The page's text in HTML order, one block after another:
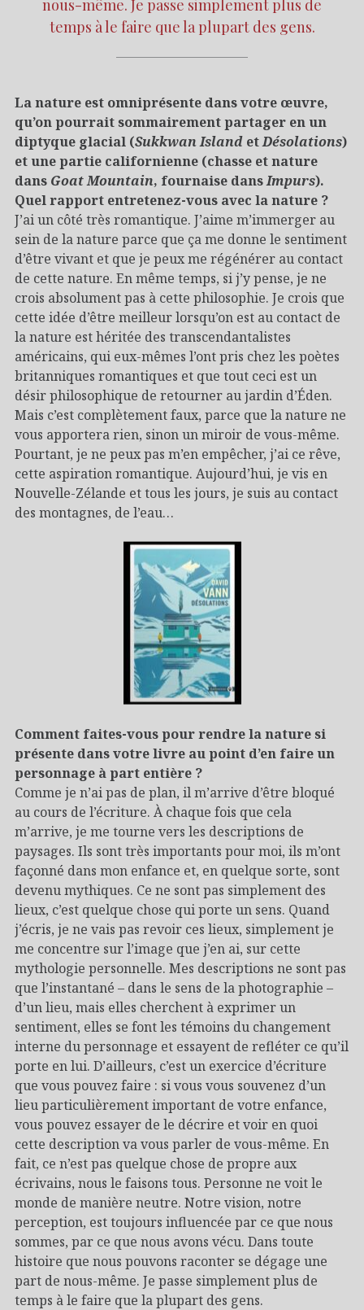
nous-même. Je passe simplement plus de
temps à le faire que la plupart des gens.
La nature est omniprésente dans votre œuvre,
qu’on pourrait sommairement partager en un
diptyque glacial (Sukkwan Island etDésolations)
et une partie californienne (chasse et nature
dans Goat Mountain, fournaise dansImpurs).
Quel rapport entretenez-vous avec la nature ?
J’ai un côté très romantique. J’aime m’immerger au
sein de la nature parce que ça me donne le sentiment
d’être vivant et que je peux me régénérer au contact
de cette nature. En même temps, si j’y pense, je ne
crois absolument pas à cette philosophie. Je crois que
cette idée d’être meilleur lorsqu’on est au contact de
la nature est héritée des transcendantalistes
américains, qui eux-mêmes l’ont pris chez les poètes
britanniques romantiques et que tout ceci est un
désir philosophique de retourner au jardin d’Éden.
Mais c’est complètement faux, parce que la nature ne
vous apportera rien, sinon un miroir de vous-même.
Pourtant, je ne peux pas m’en empêcher, j’ai ce rêve,
cette aspiration romantique. Aujourd’hui, je vis en
Nouvelle-Zélande et tous les jours, je suis au contact
des montagnes, de l’eau…
Comment faites-vous pour rendre la nature si
présente dans votre livre au point d’en faire un
personnage à part entière ?
Comme je n’ai pas de plan, il m’arrive d’être bloqué
au cours de l’écriture. À chaque fois que cela
m’arrive, je me tourne vers les descriptions de
paysages. Ils sont très importants pour moi, ils m’ont
façonné dans mon enfance et, en quelque sorte, sont
devenu mythiques. Ce ne sont pas simplement des
lieux, c’est quelque chose qui porte un sens. Quand
j’écris, je ne vais pas revoir ces lieux, simplement je
me concentre sur l’image que j’en ai, sur cette
mythologie personnelle. Mes descriptions ne sont pas
que l’instantané – dans le sens de la photographie –
d’un lieu, mais elles cherchent à exprimer un
sentiment, elles se font les témoins du changement
interne du personnage et essayent de refléter ce qu’il
porte en lui. D’ailleurs, c’est un exercice d’écriture
que vous pouvez faire : si vous vous souvenez d’un
lieu particulièrement important de votre enfance,
vous pouvez essayer de le décrire et voir en quoi
cette description va vous parler de vous-même. En
fait, ce n’est pas quelque chose de propre aux
écrivains, nous le faisons tous. Personne ne voit le
monde de manière neutre. Notre vision, notre
perception, est toujours influencée par ce que nous
sommes, par ce que nous avons vécu. Dans toute
histoire que nous pouvons raconter se dégage une
part de nous-même. Je passe simplement plus de
temps à le faire que la plupart des gens.